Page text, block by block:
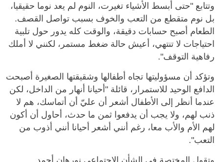
وتتابع "حتى أبسط الأشياء تغيرت، النوم لم يعد نوما حقيقيا،
بل نوم متقطع من التعب والخوف بسبب تواصل القصف.
الطعام أصبح حسابات دقيقة، والوقت كله يدور حول تلبية
احتياجات لا تنتهي، أعيش حالة ضغط مستمر، لكنني لا أملك
رفاهية التوقف".
وتؤكد أن مسؤوليتها تجاه أطفالها وشقيقتها الصغيرة أصبحت
الدافع الوحيد للاستمرار، قائلة "أحيانا أنهار من الداخل، لكن
عندما أنظر إلى الأطفال أشعر أن عليّ أن أتماسك، هم لا
ذنب لهم، ولا يجب أن يدفعوا ثمن ما حدث، أحاول أن أكون
لهم الأم والأب معا، رغم أنني أشعر أحيانا أنني أذوب من
التعب".
وتقول المختصة في الشأن الاجتماعي نورهان أحمد